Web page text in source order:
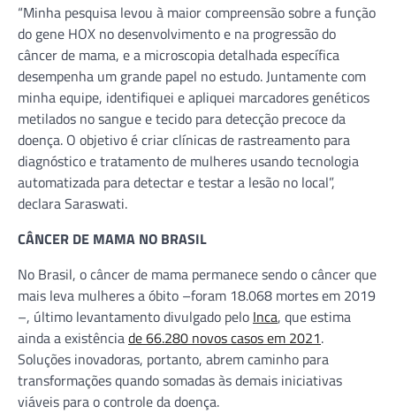
“Minha pesquisa levou à maior compreensão sobre a função
do gene HOX no desenvolvimento e na progressão do
câncer de mama, e a microscopia detalhada específica
desempenha um grande papel no estudo. Juntamente com
minha equipe, identifiquei e apliquei marcadores genéticos
metilados no sangue e tecido para detecção precoce da
doença. O objetivo é criar clínicas de rastreamento para
diagnóstico e tratamento de mulheres usando tecnologia
automatizada para detectar e testar a lesão no local”,
declara Saraswati.
CÂNCER DE MAMA NO BRASIL
No Brasil, o câncer de mama permanece sendo o câncer que
mais leva mulheres a óbito –foram 18.068 mortes em 2019
–, último levantamento divulgado pelo Inca, que estima
ainda a existênciade 66.280 novos casos em 2021.
Soluções inovadoras, portanto, abrem caminho para
transformações quando somadas às demais iniciativas
viáveis para o controle da doença.